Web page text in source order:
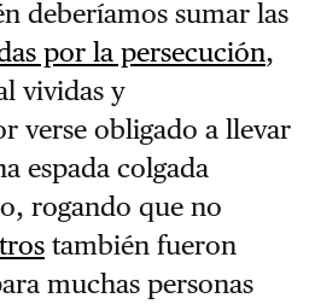
deberíamos sumar las
por la persecución,
vividas y
verse obligado a llevar
espada colgada
rogando que no
también fueron
muchas personas